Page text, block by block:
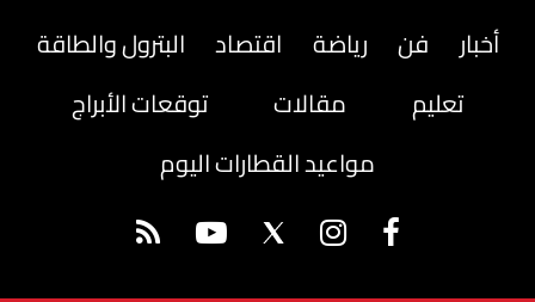
أخبار فن رياضة اقتصاد
البترول والطاقة
تعليم
مقالات
توقعات الأبراج
مواعيد القطارات اليوم